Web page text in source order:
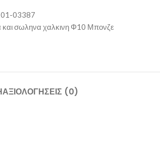
03387
και σωληνα χαλκινη Φ10 Μπονζε
ΑΞΙΟΛΟΓΉΣΕΙΣ (0)